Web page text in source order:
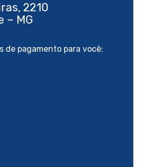
2210
de pagamento para você: